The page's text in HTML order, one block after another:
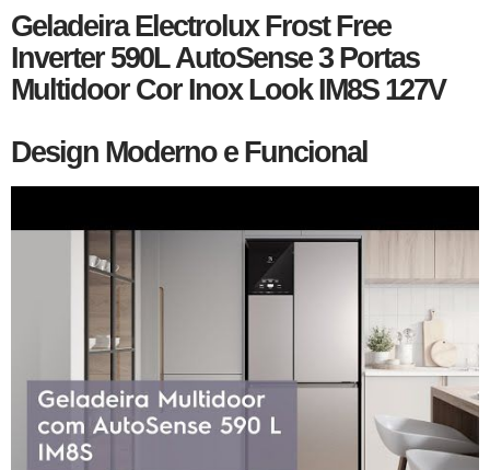
Geladeira Electrolux Frost Free
Inverter 590L AutoSense 3 Portas
Multidoor Cor Inox Look IM8S 127V
Design Moderno e Funcional